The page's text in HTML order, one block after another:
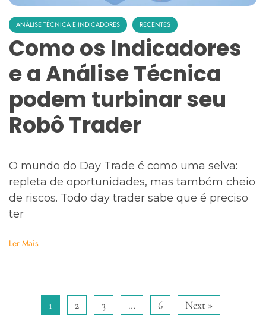
ANÁLISE TÉCNICA E INDICADORES RECENTES
Como os Indicadores
e a Análise Técnica
podem turbinar seu
Robô Trader
O mundo do Day Trade é como uma selva:
repleta de oportunidades, mas também cheio
de riscos. Todo day trader sabe que é preciso
ter
Ler Mais
1 2 3 … 6 Next »